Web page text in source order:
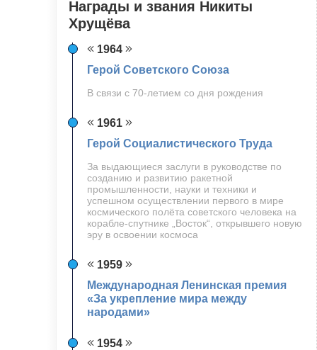
Награды и звания Никиты
Хрущёва
1964
Герой Советского Союза
В связи с 70-летием со дня рождения
1961
Герой Социалистического Труда
За выдающиеся заслуги в руководстве по
созданию и развитию ракетной
промышленности, науки и техники и
успешном осуществлении первого в мире
космического полёта советского человека на
корабле-спутнике „Восток“, открывшего новую
эру в освоении космоса
1959
Международная Ленинская премия
«За укрепление мира между
народами»
1954